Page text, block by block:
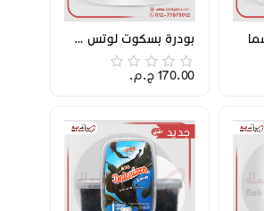
بودرة بسكوت لوتس ســمــا 1.5 ك
170.00 ج.م.‏
جديد